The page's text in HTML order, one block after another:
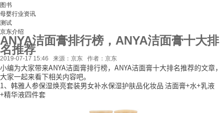
图书
母婴行业资讯
测试
京东介绍
ANYA洁面膏排行榜，ANYA洁面膏十大排
名推荐
2019-07-17 15:46 来源：京东 作者：京东
小编为大家带来ANYA洁面膏排行榜，ANYA洁面膏十大排名推荐的文章，
大家一起来看下相关内容吧。
1、韩雅人参保湿焕亮套装男女补水保湿护肤品化妆品 洁面膏+水+乳液
+精华液四件套